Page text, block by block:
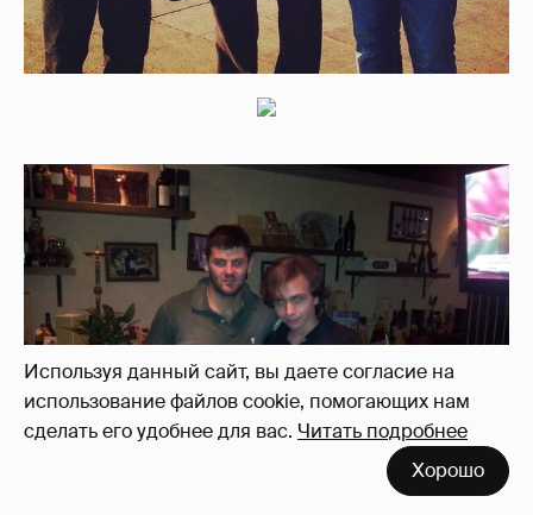
Используя данный сайт, вы даете согласие на
использование файлов cookie, помогающих нам
сделать его удобнее для вас. Читать подробнее
Хорошо